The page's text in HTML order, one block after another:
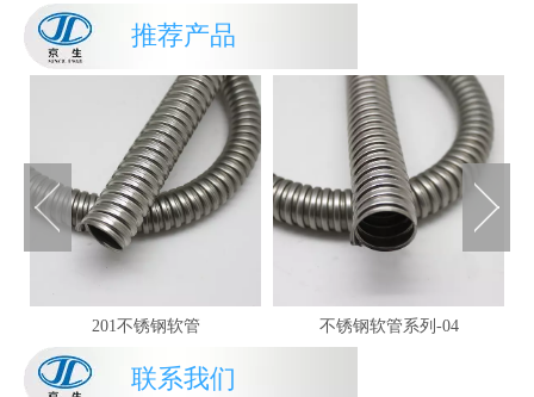
推荐产品
201不锈钢软管 不锈钢软管系列-04
联系我们